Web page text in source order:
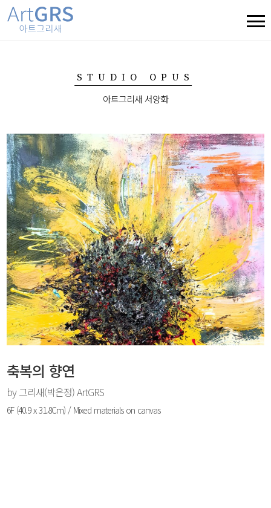
로그인
회원가입
STUDIO OPUS
아트그리새 서양화
축복의 향연
by 그리새(박은정) ArtGRS
6F (40.9 x 31.8Cm) / Mixed materials on canvas